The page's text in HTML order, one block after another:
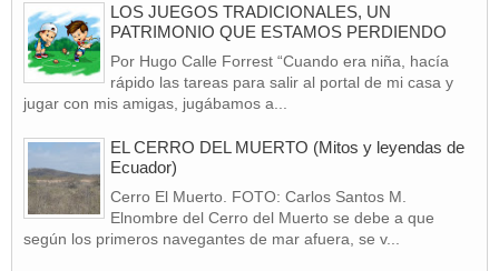
LOS JUEGOS TRADICIONALES, UN
PATRIMONIO QUE ESTAMOS PERDIENDO
Por Hugo Calle Forrest “Cuando era niña, hacía
rápido las tareas para salir al portal de mi casa y
jugar con mis amigas, jugábamos a...
EL CERRO DEL MUERTO (Mitos y leyendas de
Ecuador)
Cerro El Muerto. FOTO: Carlos Santos M.
Elnombre del Cerro del Muerto se debe a que
según los primeros navegantes de mar afuera, se v...